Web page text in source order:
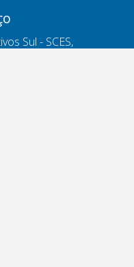
Sul - SCES,